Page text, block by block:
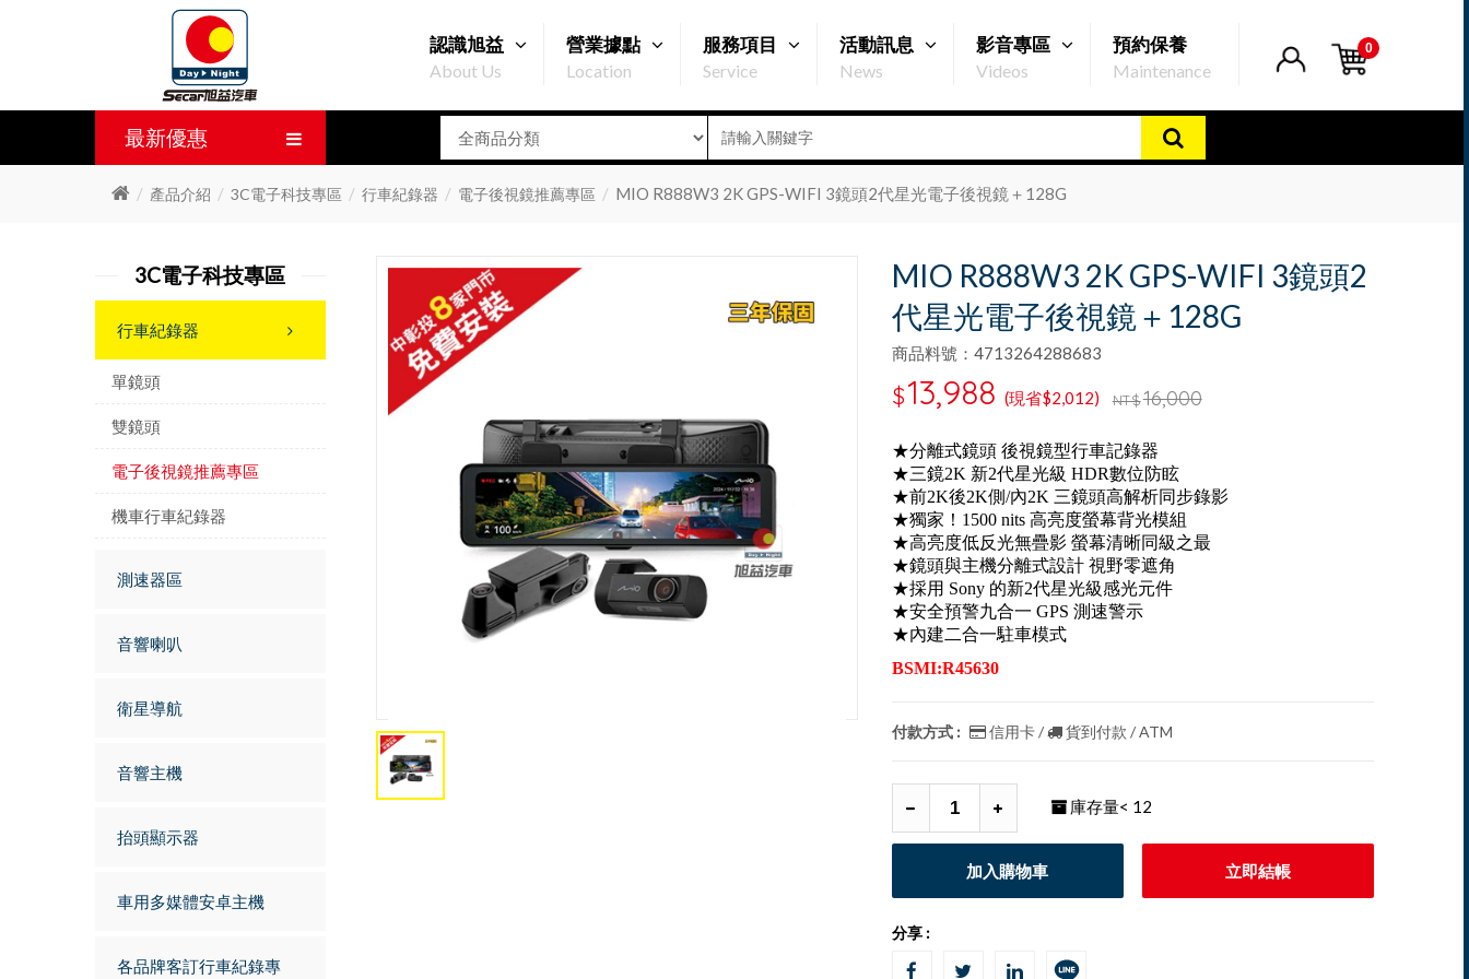
0
認識旭益
About Us
營業據點
Location
服務項目
Service
活動訊息
News
影音專區
Videos
預約保養
Maintenance
最新優惠
產品介紹 3C電子科技專區 行車紀錄器 電子後視鏡推薦專區 MIO R888W3 2K GPS-WIFI 3鏡頭2代星光電子後視鏡＋128G
MIO R888W3 2K GPS-WIFI 3鏡頭2
代星光電子後視鏡＋128G
商品料號：4713264288683
$13,988 (現省$2,012) NT$16,000
★分離式鏡頭 後視鏡型行車記錄器
★三鏡2K 新2代星光級 HDR數位防眩
★前2K後2K側/內2K 三鏡頭高解析同步錄影
★獨家！1500 nits 高亮度螢幕背光模組
★高亮度低反光無疊影 螢幕清晰同級之最
★鏡頭與主機分離式設計 視野零遮角
★採用 Sony 的新2代星光級感光元件
★安全預警九合一 GPS 測速警示
★內建二合一駐車模式
BSMI:R45630
付款方式 : 信用卡 / 貨到付款 / ATM
庫存量< 12
加入購物車 立即結帳
分享 :
3C電子科技專區
行車紀錄器
單鏡頭
雙鏡頭
電子後視鏡推薦專區
機車行車紀錄器
測速器區
音響喇叭
衛星導航
音響主機
抬頭顯示器
車用多媒體安卓主機
各品牌客訂行車紀錄專